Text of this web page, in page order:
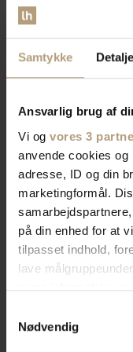
Samtykke
Ansvarlig brug af
Vi og vores 3
anvende cookies og
adresse, ID og din
marketingformål.
på din enhed for at
tilpasset indhold,
lave
tilbage eller ændre
Nødvendig